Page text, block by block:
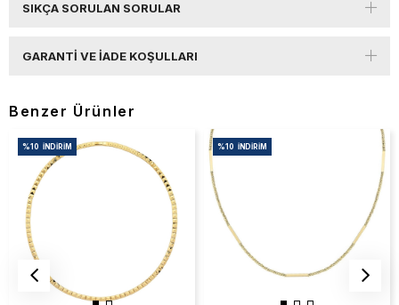
SIKÇA SORULAN SORULAR
GARANTI VE İADE KOŞULLARI
Benzer Ürünler
%10 İNDIRIM %10 İNDIRIM